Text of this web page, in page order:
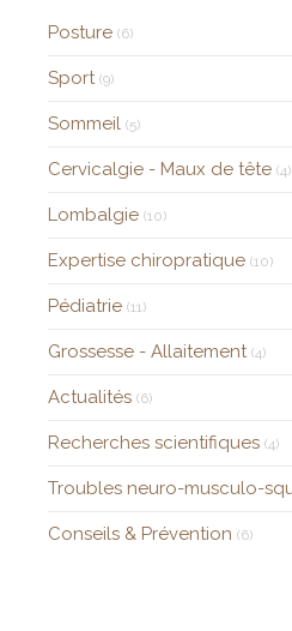
Posture (6)
Sport (9)
Sommeil (5)
Cervicalgie - Maux de tête (4)
Lombalgie (10)
Expertise chiropratique (10)
Pédiatrie (11)
Grossesse - Allaitement (4)
Actualités (6)
Recherches scientifiques (4)
Troubles neuro-musculo-
Conseils & Prévention (6)